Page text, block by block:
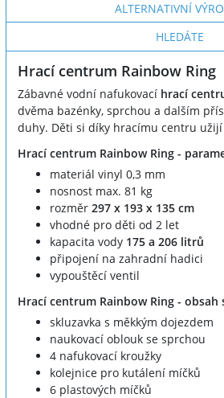
ALTERNATIVNÍ
HLEDÁTE
Hrací centrum Rainbow Ring
Zábavné vodní nafukovací hrací
dvěma bazénky, sprchou a dalším
duhy. Děti si díky hracímu centru
Hrací centrum Rainbow Ring -
materiál vinyl 0,3 mm
nosnost max. 81 kg
rozměr 297 x 193 x 135 cm
vhodné pro děti od 2 let
kapacita vody 175 a 206 litrů
připojení na zahradní hadici
vypouštěcí ventil
Hrací centrum Rainbow Ring - obsah
skluzavka s měkkým dojezdem
naukovací oblouk se sprchou
4 nafukovací kroužky
kolejnice pro kutálení míčků
6 plastových míčků